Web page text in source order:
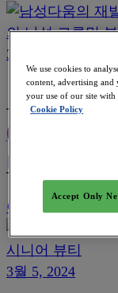
3월 12, 2024
남성다움
(APAC) 지
티
아시아 트렌드
3월 5, 2024
We use cookies to
content, advertising and
your use of our site with
Cookie Policy
Accept Only